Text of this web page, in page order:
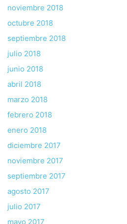
noviembre 2018
octubre 2018
septiembre 2018
julio 2018
junio 2018
abril 2018
marzo 2018
febrero 2018
enero 2018
diciembre 2017
noviembre 2017
septiembre 2017
agosto 2017
julio 2017
mayo 2017